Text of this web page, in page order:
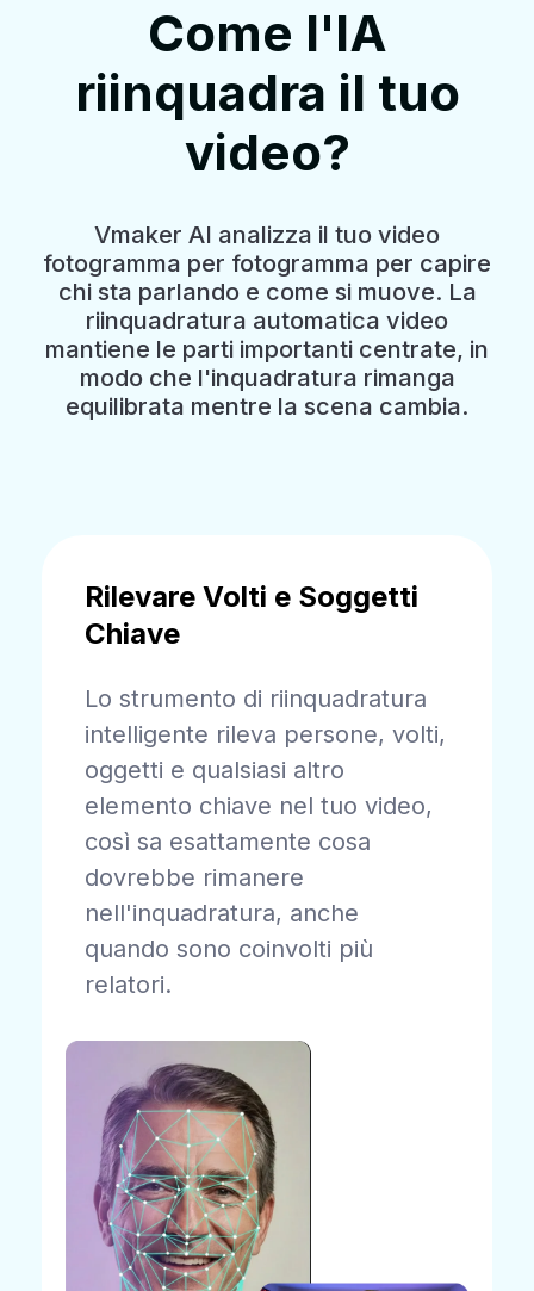
Come l'IA
riinquadra il tuo
video?
Vmaker AI analizza il tuo video
fotogramma per fotogramma per capire
chi sta parlando e come si muove. La
riinquadratura automatica video
mantiene le parti importanti centrate, in
modo che l'inquadratura rimanga
equilibrata mentre la scena cambia.
Rilevare Volti e Soggetti
Chiave
Lo strumento di riinquadratura
intelligente rileva persone, volti,
oggetti e qualsiasi altro
elemento chiave nel tuo video,
così sa esattamente cosa
dovrebbe rimanere
nell'inquadratura, anche
quando sono coinvolti più
relatori.